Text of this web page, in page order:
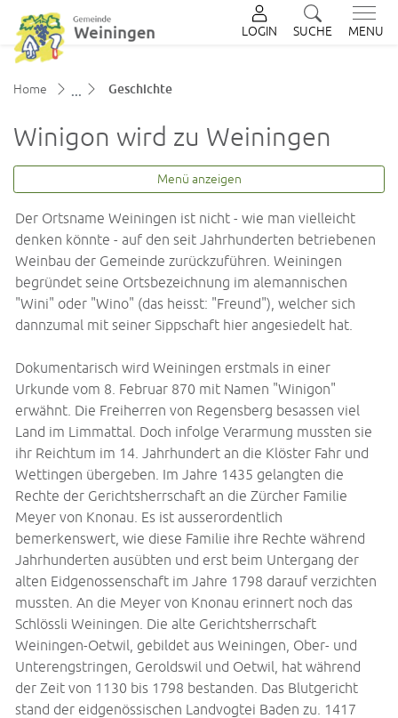
zur Startseite
Direkt zur Hauptnavigation
Direkt zum Inhalt
Direkt zur Suche
Direkt zum Stichwortverzeichnis
LOGIN SUCHE MENU
Home Geschichte(ausgewählt)
Winigon wird zu Weiningen
Menü anzeigen
Der Ortsname Weiningen ist nicht - wie man vielleicht
denken könnte - auf den seit Jahrhunderten betriebenen
Weinbau der Gemeinde zurückzuführen. Weiningen
begründet seine Ortsbezeichnung im alemannischen
"Wini" oder "Wino" (das heisst: "Freund"), welcher sich
dannzumal mit seiner Sippschaft hier angesiedelt hat.
Dokumentarisch wird Weiningen erstmals in einer
Urkunde vom 8. Februar 870 mit Namen "Winigon"
erwähnt. Die Freiherren von Regensberg besassen viel
Land im Limmattal. Doch infolge Verarmung mussten sie
ihr Reichtum im 14. Jahrhundert an die Klöster Fahr und
Wettingen übergeben. Im Jahre 1435 gelangten die
Rechte der Gerichtsherrschaft an die Zürcher Familie
Meyer von Knonau. Es ist ausserordentlich
bemerkenswert, wie diese Familie ihre Rechte während
Jahrhunderten ausübten und erst beim Untergang der
alten Eidgenossenschaft im Jahre 1798 darauf verzichten
mussten. An die Meyer von Knonau erinnert noch das
Schlössli Weiningen. Die alte Gerichtsherrschaft
Weiningen-Oetwil, gebildet aus Weiningen, Ober- und
Unterengstringen, Geroldswil und Oetwil, hat während
der Zeit von 1130 bis 1798 bestanden. Das Blutgericht
stand der eidgenössischen Landvogtei Baden zu. 1417